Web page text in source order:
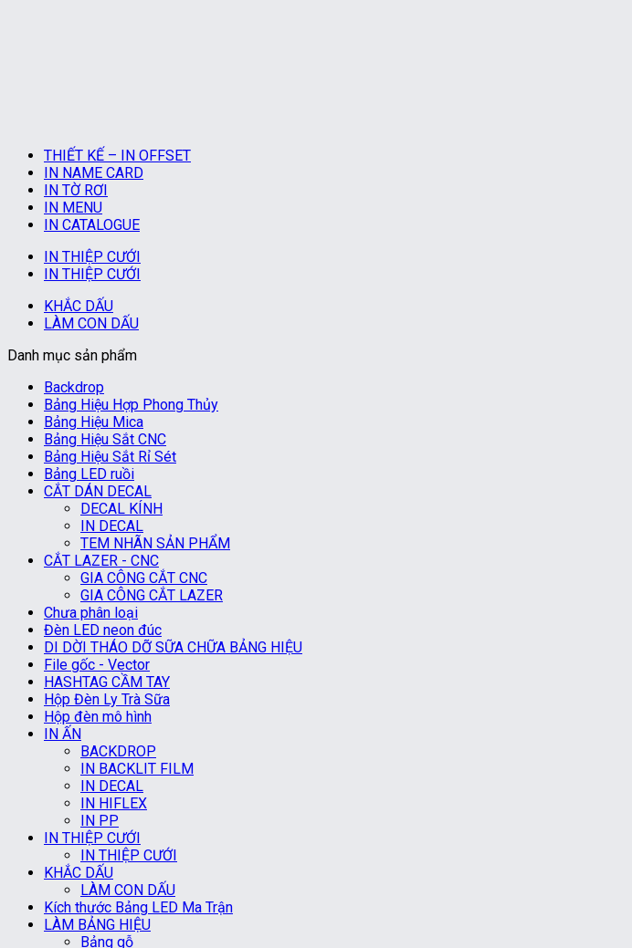
THIẾT KẾ – IN OFFSET
IN NAME CARD
IN TỜ RƠI
IN MENU
IN CATALOGUE
IN THIỆP CƯỚI
IN THIỆP CƯỚI
KHẮC DẤU
LÀM CON DẤU
Danh mục sản phẩm
Backdrop
Bảng Hiệu Hợp Phong Thủy
Bảng Hiệu Mica
Bảng Hiệu Sắt CNC
Bảng Hiệu Sắt Rỉ Sét
Bảng LED ruồi
CẮT DÁN DECAL
DECAL KÍNH
IN DECAL
TEM NHÃN SẢN PHẨM
CẮT LAZER - CNC
GIA CÔNG CẮT CNC
GIA CÔNG CẮT LAZER
Chưa phân loại
Đèn LED neon đúc
DI DỜI THÁO DỠ SỮA CHỮA BẢNG HIỆU
File gốc - Vector
HASHTAG CẦM TAY
Hộp Đèn Ly Trà Sữa
Hộp đèn mô hình
IN ẤN
BACKDROP
IN BACKLIT FILM
IN DECAL
IN HIFLEX
IN PP
IN THIỆP CƯỚI
IN THIỆP CƯỚI
KHẮC DẤU
LÀM CON DẤU
Kích thước Bảng LED Ma Trận
LÀM BẢNG HIỆU
Bảng gỗ